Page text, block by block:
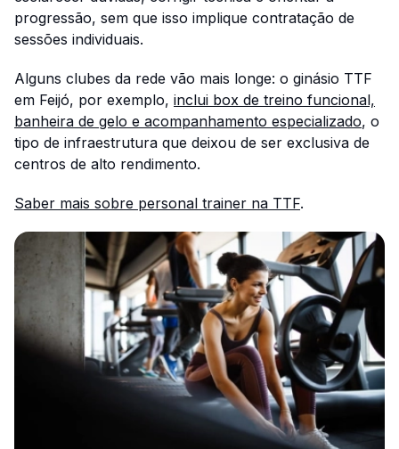
progressão, sem que isso implique contratação de
sessões individuais.
Alguns clubes da rede vão mais longe: o ginásio TTF
em Feijó, por exemplo, inclui box de treino funcional,
banheira de gelo e acompanhamento especializado, o
tipo de infraestrutura que deixou de ser exclusiva de
centros de alto rendimento.
Saber mais sobre personal trainer na TTF.